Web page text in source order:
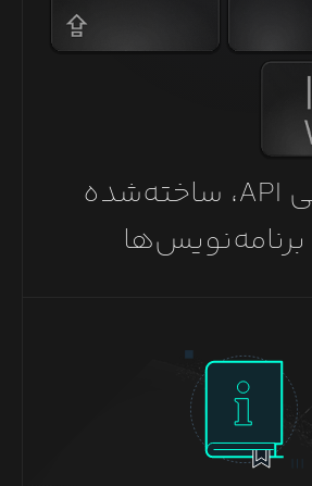
دسترسی API، ساخته‌شده
برنامه‌نویس‌ها